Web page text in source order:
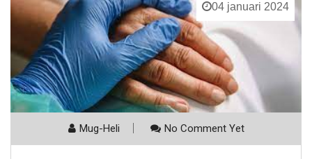
04 januari 2024
Mug-Heli No Comment Yet